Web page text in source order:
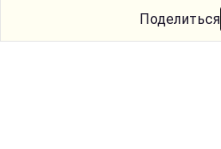
Поделиться